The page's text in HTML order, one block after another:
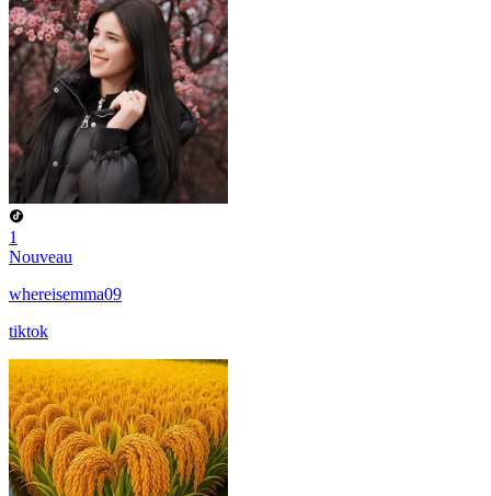
1
Nouveau
whereisemma09
tiktok